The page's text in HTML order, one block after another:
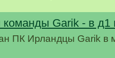
ПК Ирландцы Garik в